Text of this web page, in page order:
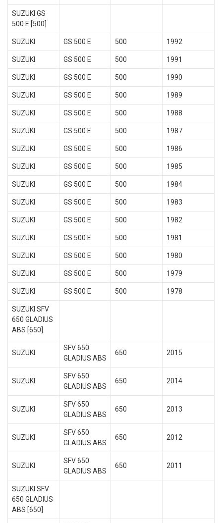
SUZUKI GS
500 E [500]
SUZUKI GS 500 E 500 1992
SUZUKI GS 500 E 500 1991
SUZUKI GS 500 E 500 1990
SUZUKI GS 500 E 500 1989
SUZUKI GS 500 E 500 1988
SUZUKI GS 500 E 500 1987
SUZUKI GS 500 E 500 1986
SUZUKI GS 500 E 500 1985
SUZUKI GS 500 E 500 1984
SUZUKI GS 500 E 500 1983
SUZUKI GS 500 E 500 1982
SUZUKI GS 500 E 500 1981
SUZUKI GS 500 E 500 1980
SUZUKI GS 500 E 500 1979
SUZUKI GS 500 E 500 1978
SUZUKI SFV
650 GLADIUS
ABS [650]
SUZUKI
SFV 650
GLADIUS ABS
650 2015
SUZUKI
SFV 650
GLADIUS ABS
650 2014
SUZUKI
SFV 650
GLADIUS ABS
650 2013
SUZUKI
SFV 650
GLADIUS ABS
650 2012
SUZUKI
SFV 650
GLADIUS ABS
650 2011
SUZUKI SFV
650 GLADIUS
ABS [650]